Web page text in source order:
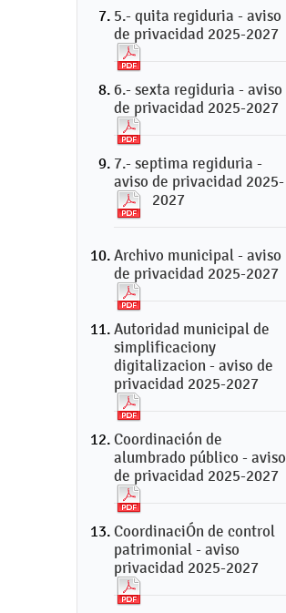
5.- quita regiduria - aviso
de privacidad 2025-2027
6.- sexta regiduria - aviso
de privacidad 2025-2027
7.- septima regiduria -
aviso de privacidad 2025-
2027
Archivo municipal - aviso
de privacidad 2025-2027
Autoridad municipal de
simplificaciony
digitalizacion - aviso de
privacidad 2025-2027
Coordinación de
alumbrado público - aviso
de privacidad 2025-2027
CoordinaciÓn de control
patrimonial - aviso
privacidad 2025-2027